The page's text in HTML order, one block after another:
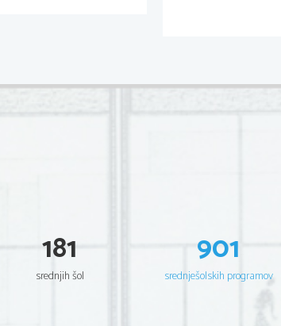
181
srednjih šol
901
srednješolskih programov